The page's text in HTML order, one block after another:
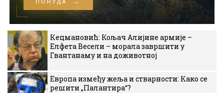
Кецмановић: Кољач Алијине армије –
Елфета Весели – морала завршити у
Гвантанаму и на доживотној
Европа између жеља и стварности: Како се
решити „Палантира“?